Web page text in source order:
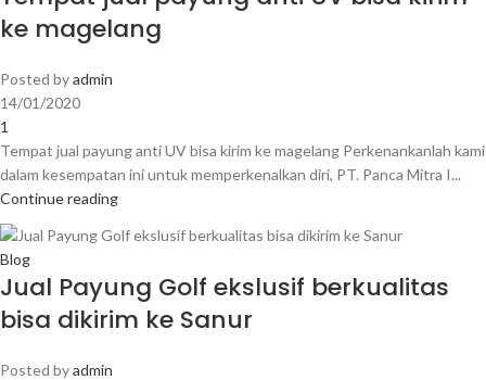
ke magelang
Posted byadmin
14/01/2020
1
Tempat jual payung anti UV bisa kirim ke magelang Perkenankanlah kami
dalam kesempatan ini untuk memperkenalkan diri, PT. Panca Mitra I...
Continue reading
Blog
Jual Payung Golf ekslusif berkualitas
bisa dikirim ke Sanur
Posted byadmin